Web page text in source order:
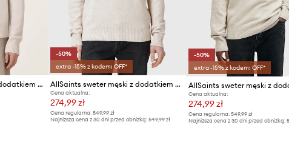
AllSaints sweter męski z dodatkiem wełny
-50%
extra -15% z kodem: OFF*
AllSaints sweter męski z dodatkiem wełny
Cena aktualna:
274,99 zł
Cena regularna: 549,99 zł
Najniższa cena z 30 dni przed obniżką: 549,99 zł
-50%
extra -15% z kodem: OFF*
Cena aktualna:
274,99 zł
Cena regularna: 549,99 zł
Najniższa cena z 30 dni przed obniżką: